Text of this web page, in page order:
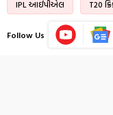
IPL આઈપીએલ T20
Follow Us